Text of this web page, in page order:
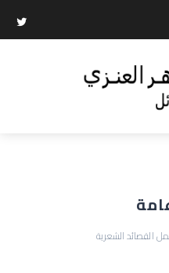
القصائد الشعرية